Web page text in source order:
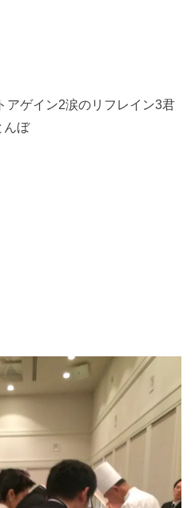
アゲイン2涙のリフレイン3君
んぼ